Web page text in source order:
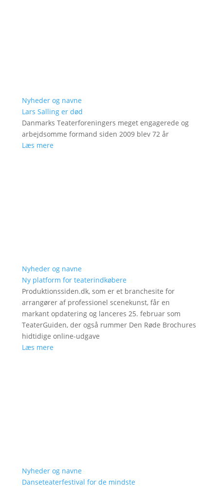
Nyheder og navne
Lars Salling er død
Danmarks Teaterforeningers meget engagerede og
arbejdsomme formand siden 2009 blev 72 år
Læs mere
Nyheder og navne
Ny platform for teaterindkøbere
Produktionssiden.dk, som er et branchesite for
arrangører af professionel scenekunst, får en
markant opdatering og lanceres 25. februar som
TeaterGuiden, der også rummer Den Røde Brochures
hidtidige online-udgave
Læs mere
Nyheder og navne
Danseteaterfestival for de mindste